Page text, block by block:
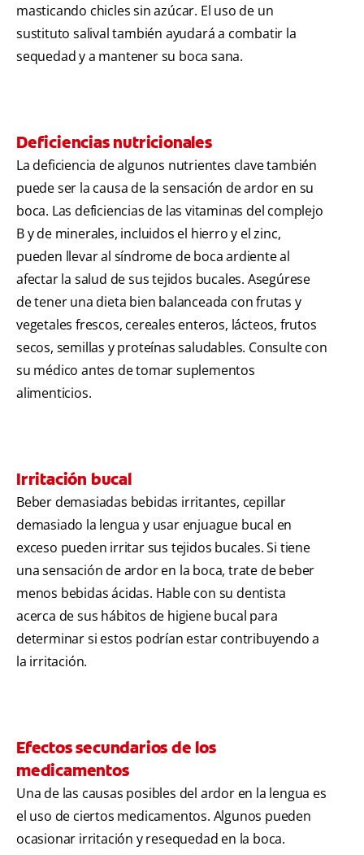
masticando chicles sin azúcar. El uso de un
sustituto salival también ayudará a combatir la
sequedad y a mantener su boca sana.
Deficiencias nutricionales
La deficiencia de algunos nutrientes clave también
puede ser la causa de la sensación de ardor en su
boca. Las deficiencias de las vitaminas del complejo
B y de minerales, incluidos el hierro y el zinc,
pueden llevar al síndrome de boca ardiente al
afectar la salud de sus tejidos bucales. Asegúrese
de tener una dieta bien balanceada con frutas y
vegetales frescos, cereales enteros, lácteos, frutos
secos, semillas y proteínas saludables. Consulte con
su médico antes de tomar suplementos
alimenticios.
Irritación bucal
Beber demasiadas bebidas irritantes, cepillar
demasiado la lengua y usar enjuague bucal en
exceso pueden irritar sus tejidos bucales. Si tiene
una sensación de ardor en la boca, trate de beber
menos bebidas ácidas. Hable con su dentista
acerca de sus hábitos de higiene bucal para
determinar si estos podrían estar contribuyendo a
la irritación.
Efectos secundarios de los
medicamentos
Una de las causas posibles del ardor en la lengua es
el uso de ciertos medicamentos. Algunos pueden
ocasionar irritación y resequedad en la boca.